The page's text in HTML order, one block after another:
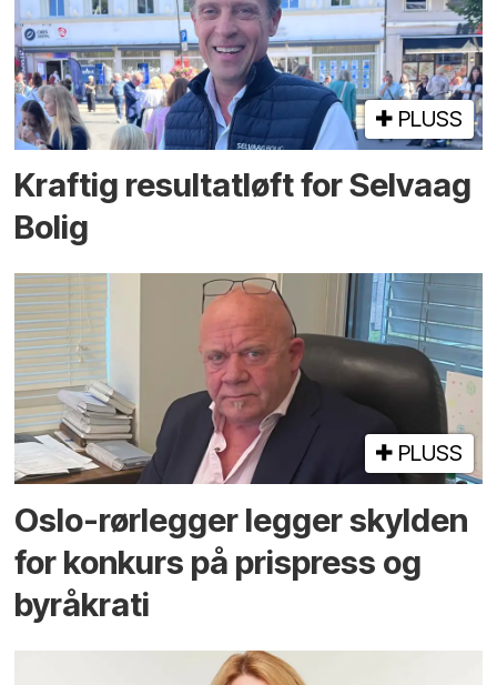
PLUSS
Kraftig resultatløft for Selvaag
Bolig
PLUSS
Oslo-rørlegger legger skylden
for konkurs på prispress og
byråkrati